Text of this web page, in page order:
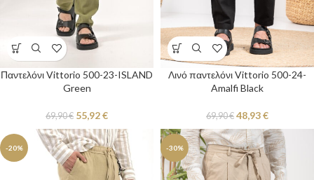
Παντελόνι Vittorio 500-23-ISLAND
Green
69,90€ 55,92€
Λινό παντελόνι Vittorio 500-24-
Amalfi Black
69,90€ 48,93€
-20% -30%